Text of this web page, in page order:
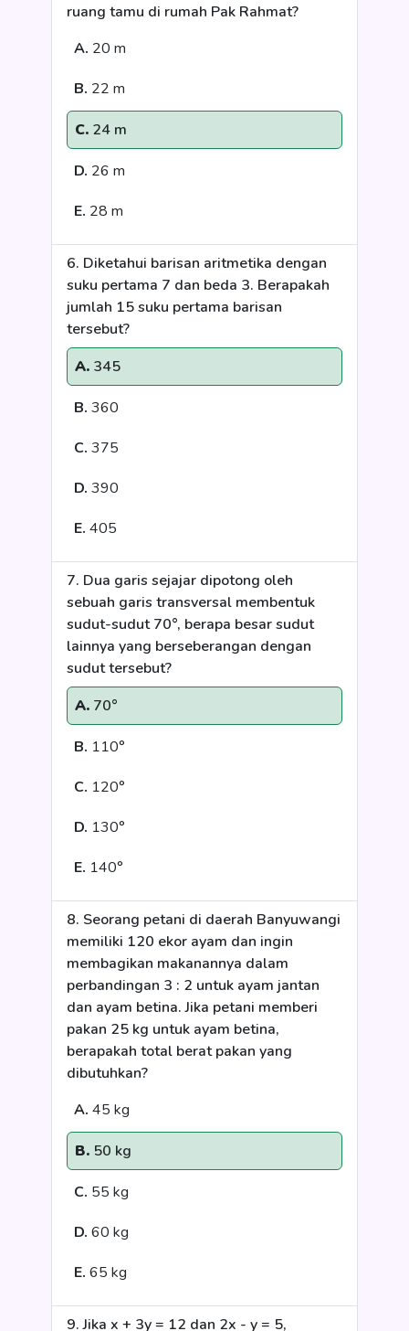
ruang tamu di rumah Pak Rahmat?
A. 20 m
B. 22 m
C. 24 m
D. 26 m
E. 28 m
6. Diketahui barisan aritmetika dengan
suku pertama 7 dan beda 3. Berapakah
jumlah 15 suku pertama barisan
tersebut?
A. 345
B. 360
C. 375
D. 390
E. 405
7. Dua garis sejajar dipotong oleh
sebuah garis transversal membentuk
sudut-sudut 70°, berapa besar sudut
lainnya yang berseberangan dengan
sudut tersebut?
A. 70°
B. 110°
C. 120°
D. 130°
E. 140°
8. Seorang petani di daerah Banyuwangi
memiliki 120 ekor ayam dan ingin
membagikan makanannya dalam
perbandingan 3 : 2 untuk ayam jantan
dan ayam betina. Jika petani memberi
pakan 25 kg untuk ayam betina,
berapakah total berat pakan yang
dibutuhkan?
A. 45 kg
B. 50 kg
C. 55 kg
D. 60 kg
E. 65 kg
9. Jika x + 3y = 12 dan 2x - y = 5,